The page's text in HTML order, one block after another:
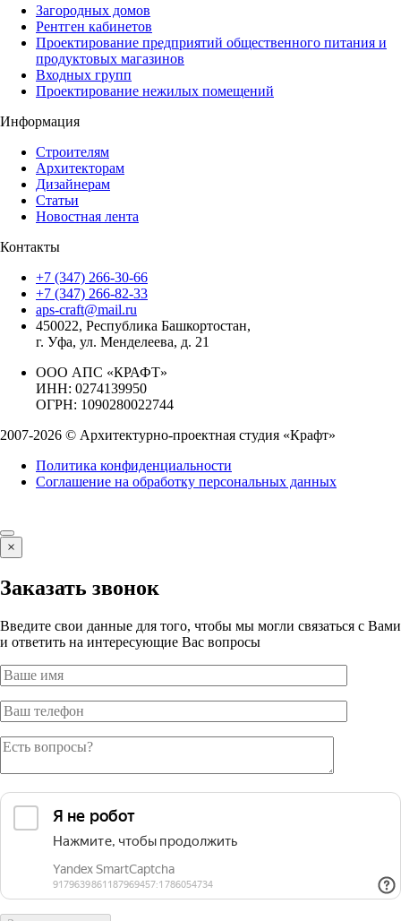
Загородных домов
Рентген кабинетов
Проектирование предприятий общественного питания и
продуктовых магазинов
Входных групп
Проектирование нежилых помещений
Информация
Строителям
Архитекторам
Дизайнерам
Статьи
Новостная лента
Контакты
+7 (347) 266-30-66
+7 (347) 266-82-33
aps-craft@mail.ru
450022, Республика Башкортостан,
г. Уфа, ул. Менделеева, д. 21
ООО АПС «КРАФТ»
ИНН: 0274139950
ОГРН: 1090280022744
2007-2026 © Архитектурно-проектная студия «Крафт»
Политика конфиденциальности
Соглашение на обработку персональных данных
×
Заказать звонок
Введите свои данные для того, чтобы мы могли связаться с Вами
и ответить на интересующие Вас вопросы